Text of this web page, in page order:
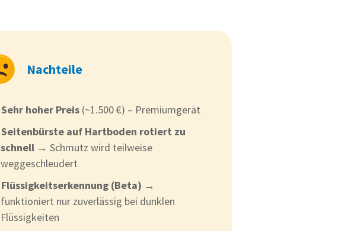
Nachteile
Sehr hoher Preis (~1.500 €) – Premiumgerät
Seitenbürste auf Hartboden rotiert zu
schnell → Schmutz wird teilweise
weggeschleudert
Flüssigkeitserkennung (Beta) →
funktioniert nur zuverlässig bei dunklen
Flüssigkeiten